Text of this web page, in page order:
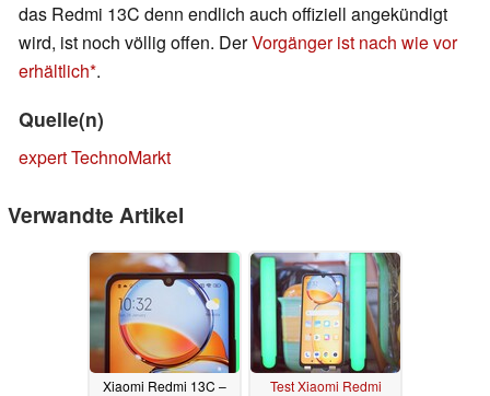
das Redmi 13C denn endlich auch offiziell angekündigt
wird, ist noch völlig offen. DerVorgänger ist nach wie vor
erhältlich .
Quelle(n)
expert TechnoMarkt
Verwandte Artikel
Xiaomi Redmi 13C – Test Xiaomi Redmi